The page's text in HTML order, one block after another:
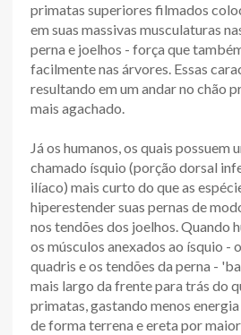
primatas superiores filmados
em suas massivas musculaturas
perna e joelhos - força que
facilmente nas árvores. Essas
resultando em um andar no chão
mais agachado.
Já os humanos, os quais possuem
chamado ísquio (porção dorsal
ilíaco) mais curto do que as
hiperestender suas pernas de
nos tendões dos joelhos. Quando
os músculos anexados ao ísquio -
quadris e os tendões da perna -
mais largo da frente para trás do
primatas, gastando menos
de forma terrena e ereta por